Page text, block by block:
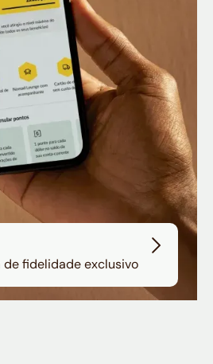
de Guarulhos
de fidelidade exclusivo